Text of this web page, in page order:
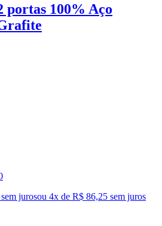
portas 100% Aço
jurosou 4x de R$ 86,25 sem juros